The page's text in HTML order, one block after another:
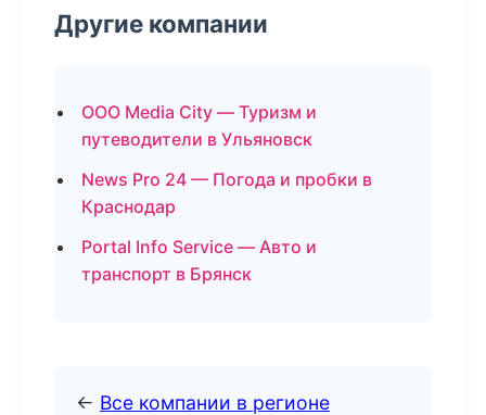
Другие компании
ООО Media City — Туризм и
путеводители в Ульяновск
News Pro 24 — Погода и пробки в
Краснодар
Portal Info Service — Авто и
транспорт в Брянск
← Все компании в регионе